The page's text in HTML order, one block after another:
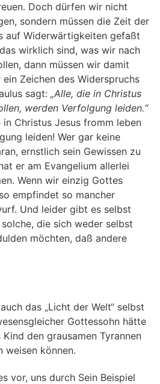
Doch dürfen wir nicht
sondern müssen die Zeit der
auf Widerwärtigkeiten gefaßt
wirklich sind, was wir nach
dann müssen wir damit
Zeichen des Widerspruchs
sagt: „Alle, die in Christus
werden Verfolgung leiden.“
in Christus Jesus fromm leben
leiden! Wer gar keine
ernstlich sein Gewissen zu
er am Evangelium allerlei
Wenn wir einzig Gottes
empfindet so mancher
Und leider gibt es selbst
die sich weder selbst
möchten, daß andere
das „Licht der Welt“ selbst
Gottessohn hätte
den grausamen Tyrannen
weisen können.
vor, uns durch Sein Beispiel